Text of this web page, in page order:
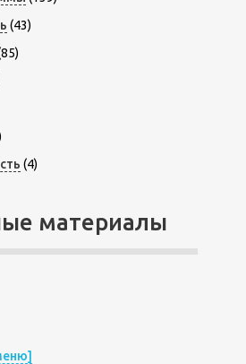
(43)
(4)
материалы